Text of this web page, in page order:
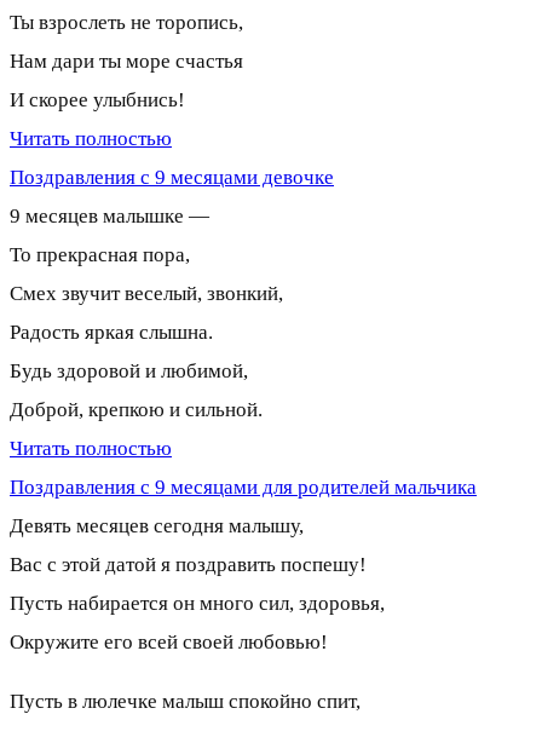
Ты взрослеть не торопись,
Нам дари ты море счастья
И скорее улыбнись!
Читать полностью
Поздравления с 9 месяцами девочке
9 месяцев малышке —
То прекрасная пора,
Смех звучит веселый, звонкий,
Радость яркая слышна.
Будь здоровой и любимой,
Доброй, крепкою и сильной.
Читать полностью
Поздравления с 9 месяцами для родителей мальчика
Девять месяцев сегодня малышу,
Вас с этой датой я поздравить поспешу!
Пусть набирается он много сил, здоровья,
Окружите его всей своей любовью!
Пусть в люлечке малыш спокойно спит,